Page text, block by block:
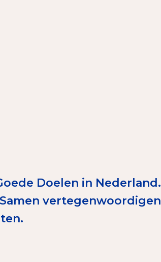
een goed doel
Doelen in Nederland.
vertegenwoordigen